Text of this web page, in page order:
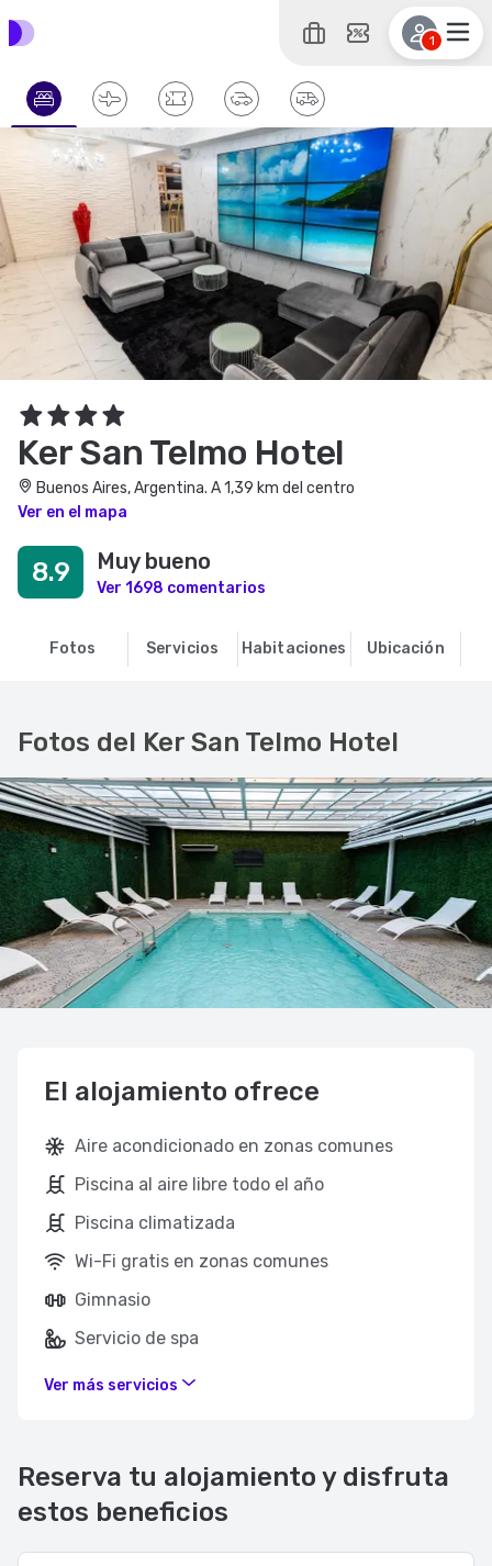
1
Ker San Telmo Hotel
Buenos Aires, Argentina. A 1,39 km del centro
Ver en el mapa
8.9 Muy bueno
Ver 1698 comentarios
Fotos Servicios Habitaciones Ubicación
Fotos del Ker San Telmo Hotel
El alojamiento ofrece
Aire acondicionado en zonas comunes
Piscina al aire libre todo el año
Piscina climatizada
Wi-Fi gratis en zonas comunes
Gimnasio
Servicio de spa
Ver más servicios
Reserva tu alojamiento y disfruta
estos beneficios